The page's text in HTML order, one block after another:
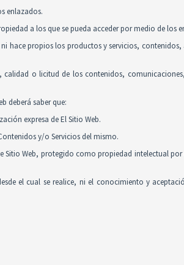
enlazados.
a los que se pueda acceder por medio de los
hace propios los productos y servicios,
o licitud de los contenidos,
deberá saber que:
expresa de El Sitio Web.
y/o Servicios del mismo.
Sitio Web, protegido como propiedad intelectual
el cual se realice, ni el conocimiento y